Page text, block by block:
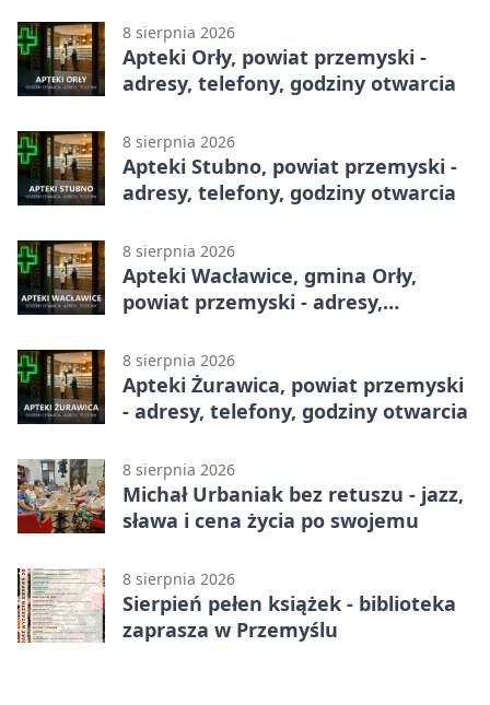
8 sierpnia 2026
Apteki Orły, powiat przemyski -
adresy, telefony, godziny otwarcia
8 sierpnia 2026
Apteki Stubno, powiat przemyski -
adresy, telefony, godziny otwarcia
8 sierpnia 2026
Apteki Wacławice, gmina Orły,
powiat przemyski - adresy,
8 sierpnia 2026
Apteki Żurawica, powiat przemyski
- adresy, telefony, godziny otwarcia
8 sierpnia 2026
Michał Urbaniak bez retuszu - jazz,
sława i cena życia po swojemu
8 sierpnia 2026
Sierpień pełen książek - biblioteka
zaprasza w Przemyślu